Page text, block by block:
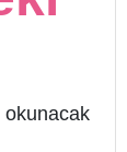
okunacak